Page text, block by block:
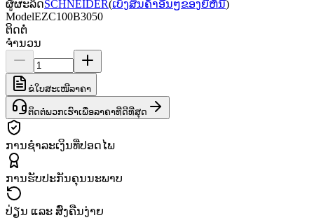
ຜູ້ຜະລິດSCHNEIDER(ເບິ່ງສິນຄ້າອື່ນໆຂອງຍີ່ຫໍ້ນີ້)
ModelEZC100B3050
ຕິດຕໍ່
ຈຳນວນ
ຂໍໃບສະເໜີລາຄາ
ຕິດຕໍ່ພວກເຮົາເພື່ອລາຄາທີ່ດີທີ່ສຸດ
ການຊຳລະເງິນທີ່ປອດໄພ
ການຮັບປະກັນຄຸນນະພາບ
ປ່ຽນ ແລະ ສົ່ງຄືນງ່າຍ